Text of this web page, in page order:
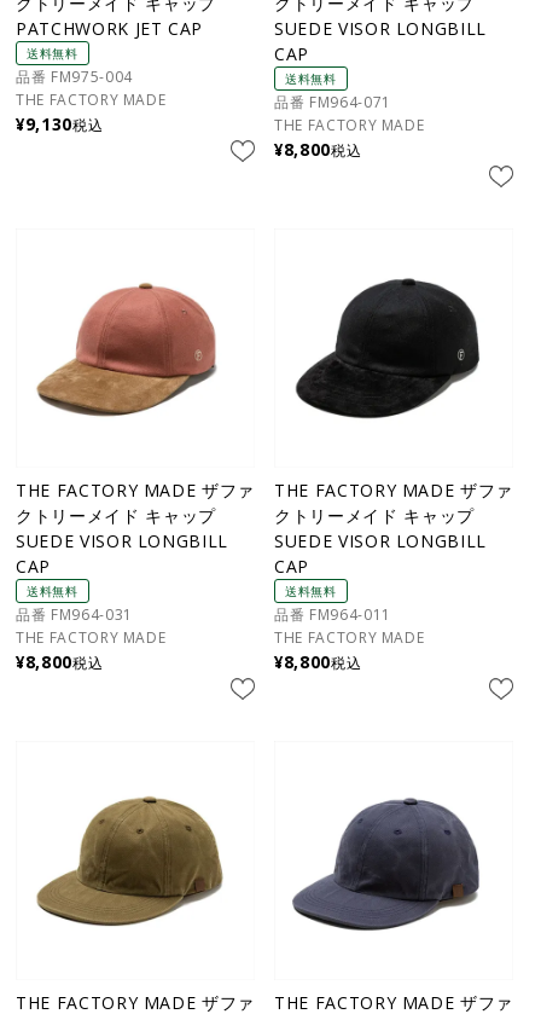
PATCHWORK JET CAP
送料無料
品番 FM975-004
THE FACTORY MADE
¥9,130税込
SUEDE VISOR LONGBILL
CAP
送料無料
品番 FM964-071
THE FACTORY MADE
¥8,800税込
THE FACTORY MADE ザファ
クトリーメイド キャップ
SUEDE VISOR LONGBILL
CAP
送料無料
品番 FM964-031
THE FACTORY MADE
¥8,800税込
THE FACTORY MADE ザファ
クトリーメイド キャップ
SUEDE VISOR LONGBILL
CAP
送料無料
品番 FM964-011
THE FACTORY MADE
¥8,800税込
THE FACTORY MADE ザファ
THE FACTORY MADE ザファ